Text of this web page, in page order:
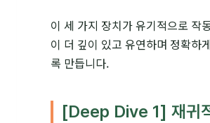
이 세 가지 장치가 유기적으로 작
이 더 깊이 있고 유연하며 정확하
록 만듭니다.
[Deep Dive 1] 재귀